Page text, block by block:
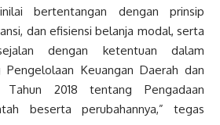
bertentangan dengan prinsip
dan efisiensi belanja modal, serta
dengan ketentuan dalam
Keuangan Daerah dan
2018 tentang Pengadaan
beserta perubahannya,” tegas